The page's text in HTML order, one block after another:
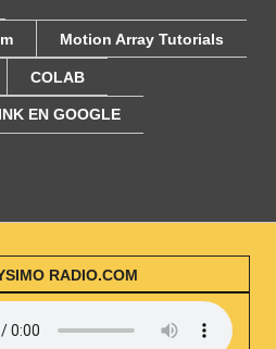
Motion Array Tutorials
COLAB
EN GOOGLE
RADIO.COM